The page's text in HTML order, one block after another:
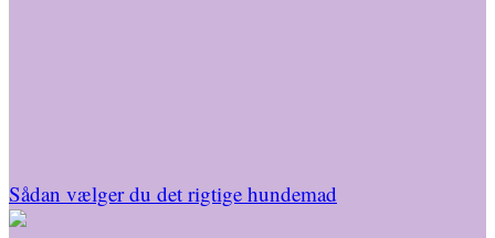
Sådan vælger du det rigtige hundemad